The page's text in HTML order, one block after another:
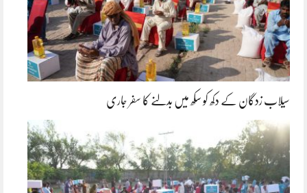
سیلاب زدگان کے دکھ کو سکھ میں بدلنے کا سفر جاری